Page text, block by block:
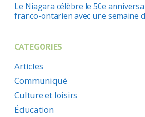
Le Niagara célèbre le 50e
franco-ontarien avec une semaine
CATEGORIES
Articles
Communiqué
Culture et loisirs
Éducation